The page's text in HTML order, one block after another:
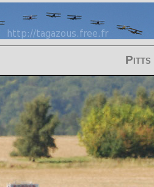
Pitts